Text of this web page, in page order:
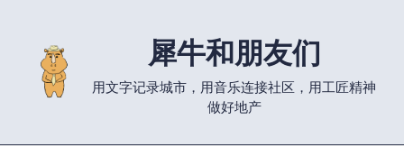
content
犀牛和朋友们
用文字记录城市，用音乐连接社区，用工匠精神
做好地产